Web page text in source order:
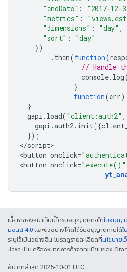
"endDate" : "2017-12-
"metrics" :
"dimensions" : "day" ,
"sort" :
"day"
})
. then(function(
// Handle
console. log(
},
function(err)
}
gapi . load( "client:auth2" ,
gapi .auth2. init({
});
</script>
<button onclick=
<button onclick="execute()"
เนื้อหาของหน้าเว็บนี้ได้รับอนุญาตภายใต้ใบอนุญา
มอนส์ 4.0 และตัวอย่างโค้ดได้รับอนุญาตภายใต้ใ
ระบุไว้เป็นอย่างอื่น โปรดดูรายละเอียดที่นโยบาย
Java เป็นเครื่องหมายการค้าจดทะเบียนของ
อัปเดตล่าสุด 2025-10-01 UTC